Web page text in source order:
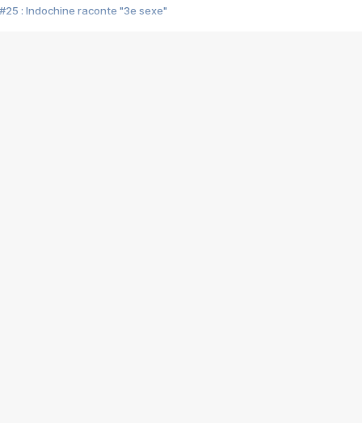
#25 : Indochine raconte "3e sexe"